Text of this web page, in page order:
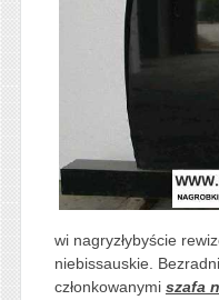
wi nagryzłybyście
niebissauskie.
członkowanymi szafa